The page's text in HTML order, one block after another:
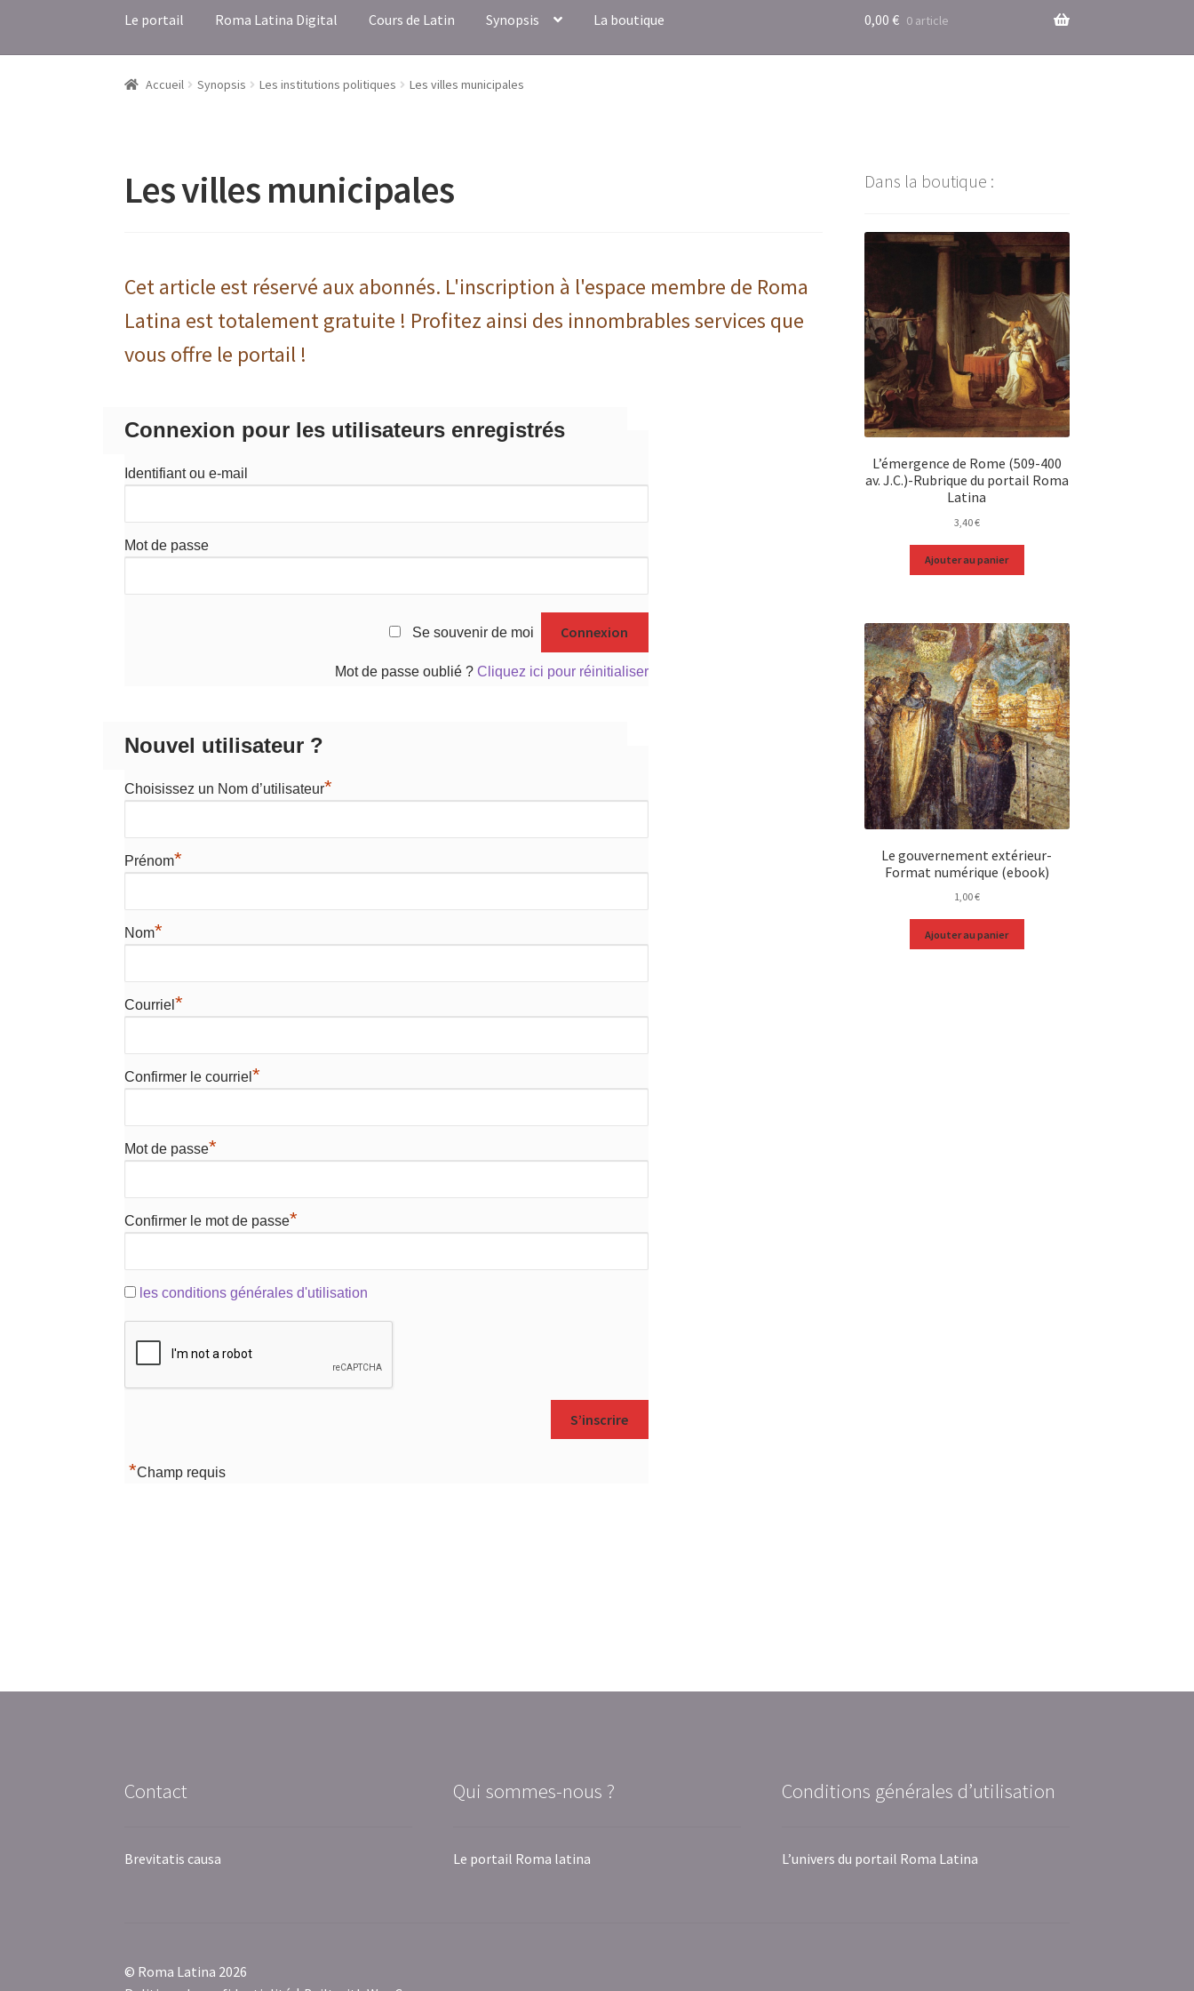
Le portail Roma Latina Digital Cours de Latin Synopsis La boutique 0,00 € 0 article
Accueil Synopsis Les institutions politiques Les villes municipales
Les villes municipales
Cet article est réservé aux abonnés. L'inscription à l'espace membre de Roma
Latina est totalement gratuite ! Profitez ainsi des innombrables services que
vous offre le portail !
Connexion pour les utilisateurs enregistrés
Identifiant ou e-mail
Mot de passe
Se souvenir de moi
Mot de passe oublié ? Cliquez ici pour réinitialiser
Nouvel utilisateur ?
Choisissez un Nom d’utilisateur*
Prénom*
Nom*
Courriel*
Confirmer le courriel*
Mot de passe*
Confirmer le mot de passe*
les conditions générales d'utilisation
*Champ requis
Dans la boutique :
L’émergence de Rome (509-400
av. J.C.)-Rubrique du portail Roma
Latina
3,40€
Ajouter au panier
Le gouvernement extérieur-
Format numérique (ebook)
1,00€
Ajouter au panier
Contact
Brevitatis causa
Qui sommes-nous ?
Le portail Roma latina
Conditions générales d’utilisation
L’univers du portail Roma Latina
© Roma Latina 2026